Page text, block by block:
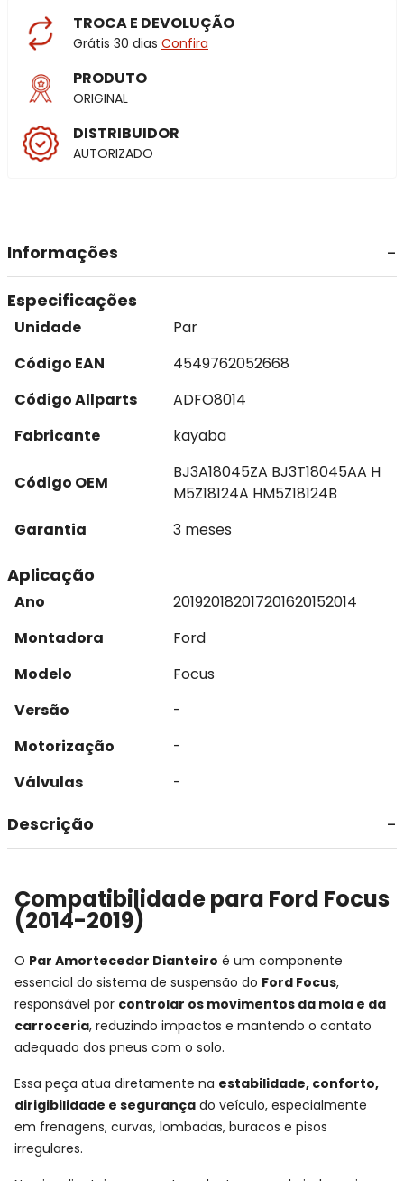
TROCA E DEVOLUÇÃO
Grátis 30 dias Confira
PRODUTO
ORIGINAL
DISTRIBUIDOR
AUTORIZADO
Informações
Especificações
Unidade
Par
Código EAN
4549762052668
Código Allparts
ADFO8014
Fabricante
kayaba
Código OEM
BJ3A18045ZA BJ3T18045AA H
M5Z18124A HM5Z18124B
Garantia
3 meses
Aplicação
Ano 201920182017201620152014
Montadora
Ford
Modelo
Focus
Versão
-
Motorização
-
Válvulas
-
Descrição
Compatibilidade para Ford Focus
(2014-2019)
O Par Amortecedor Dianteiro é um componente
essencial do sistema de suspensão do Ford Focus,
responsável por controlar os movimentos da mola e da
carroceria, reduzindo impactos e mantendo o contato
adequado dos pneus com o solo.
Essa peça atua diretamente na estabilidade, conforto,
dirigibilidade e segurança do veículo, especialmente
em frenagens, curvas, lombadas, buracos e pisos
irregulares.